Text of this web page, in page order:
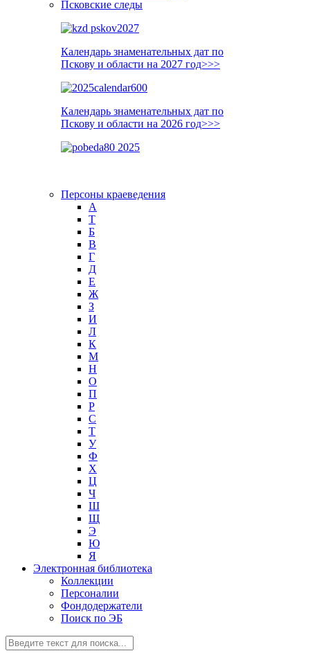
Псковские следы
Календарь знаменательных дат по
Пскову и области на 2027 год>>>
Календарь знаменательных дат по
Пскову и области на 2026 год>>>
Персоны краеведения
А
T
Б
В
Г
Д
Е
Ж
З
И
Л
К
М
Н
О
П
Р
С
Т
У
Ф
Х
Ц
Ч
Ш
Щ
Э
Ю
Я
Электронная библиотека
Коллекции
Персоналии
Фондодержатели
Поиск по ЭБ